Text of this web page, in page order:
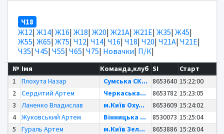
Ч18
Ж12| Ж14| Ж16| Ж18| Ж20| Ж21А| Ж21Е| Ж35| Ж45|
Ж55| Ж65| Ж75| Ч12| Ч14| Ч16| Ч18| Ч20| Ч21А| Ч21Е|
Ч35| Ч45| Ч55| Ч65| Ч75| Новачки| П/К|
№ Імя Команда,клуб SI
Старт
1
Плохута Назар Сумська СК... 8653640 15:22:00
2
Сердитий Артем Черкаська... 8653782 15:23:05
3
Ланенко Владислав м.Київ Oxy... 8653609 15:24:02
4
Жуковський Артем Вінницька ... 8530073 15:25:04
5
Гураль Артем м.Київ Зел... 8653886 15:26:04